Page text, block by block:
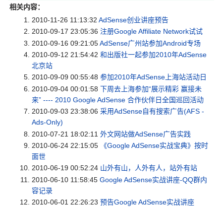
相关内容：
2010-11-26 11:13:32 AdSense创业讲座预告
2010-09-17 23:05:36 注册Google Affiliate Network试试
2010-09-16 09:21:05AdSense广州站参加Android专场
2010-09-12 21:54:42 和出版社一起参加2010年AdSense
北京站
2010-09-09 00:55:48 参加2010年AdSense上海站活动日
2010-09-04 00:01:58 下周去上海参加“展示精彩 赢接未
来” ---- 2010 Google AdSense 合作伙伴日全国巡回活动
2010-09-03 23:38:06 采用AdSense自有搜索广告(AFS -
Ads-Only)
2010-07-21 18:02:11 外文网站做AdSense广告实践
2010-06-24 22:15:05
《Google AdSense实战宝典》按时
面世
2010-06-19 00:52:24 山外有山，人外有人，站外有站
2010-06-10 11:58:45 Google AdSense实战讲座-QQ群内
容记录
2010-06-01 22:26:23 预告Google AdSense实战讲座